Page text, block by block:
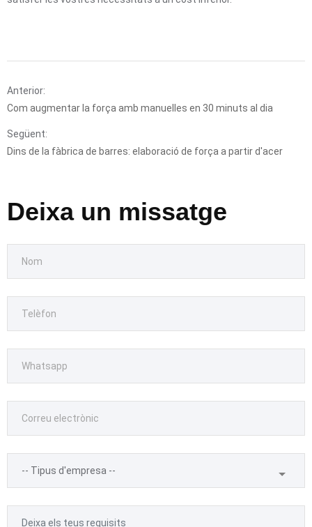
Anterior:
Com augmentar la força amb manuelles en 30 minuts al dia
Següent:
Dins de la fàbrica de barres: elaboració de força a partir d'acer
Deixa un missatge